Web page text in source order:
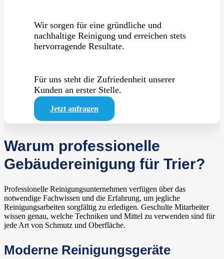
Wir sorgen für eine gründliche und
nachhaltige Reinigung und erreichen stets
hervorragende Resultate.
Für uns steht die Zufriedenheit unserer
Kunden an erster Stelle.
Jetzt anfragen
Warum professionelle
Gebäudereinigung für Trier?
Professionelle Reinigungsunternehmen verfügen über das
notwendige Fachwissen und die Erfahrung, um jegliche
Reinigungsarbeiten sorgfältig zu erledigen. Geschulte Mitarbeiter
wissen genau, welche Techniken und Mittel zu verwenden sind für
jede Art von Schmutz und Oberfläche.
Moderne Reinigungsgeräte